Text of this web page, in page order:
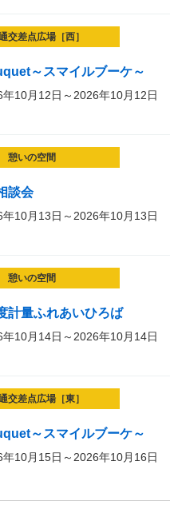
交差点広場［西］
～スマイルブーケ～
年10月12日～2026年10月12日
憩いの空間
談会
年10月13日～2026年10月13日
憩いの空間
計量ふれあいひろば
年10月14日～2026年10月14日
交差点広場［東］
～スマイルブーケ～
年10月15日～2026年10月16日